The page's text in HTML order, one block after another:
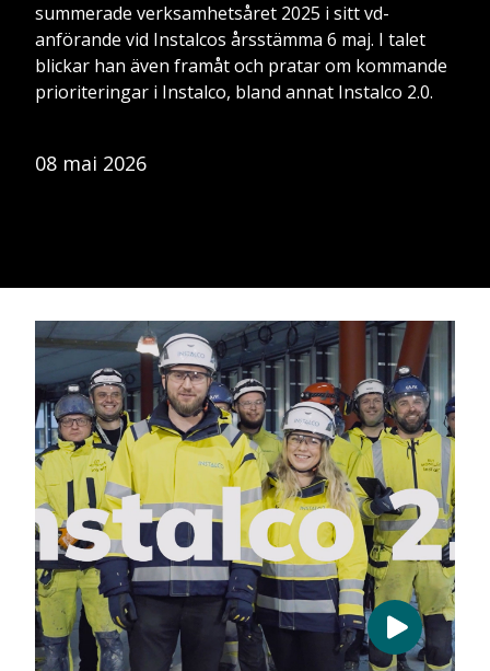
summerade verksamhetsåret 2025 i sitt vd-
anförande vid Instalcos årsstämma 6 maj. I talet
blickar han även framåt och pratar om kommande
prioriteringar i Instalco, bland annat Instalco 2.0.
08 mai 2026